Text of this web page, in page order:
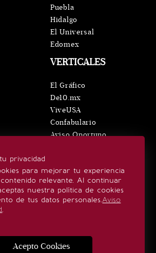
privacidad
para mejorar tu experiencia
relevante. Al continuar
nuestra política de cookies
de tus datos personales.Aviso
.
Acepto Cookies
VERTICALES
El Gráfico
De10.mx
ViveUSA
Confabulario
Aviso Oportuno
Puebla
Hidalgo
El Universal
Edomex
SÍGUENOS
Noticias Quiénes somos